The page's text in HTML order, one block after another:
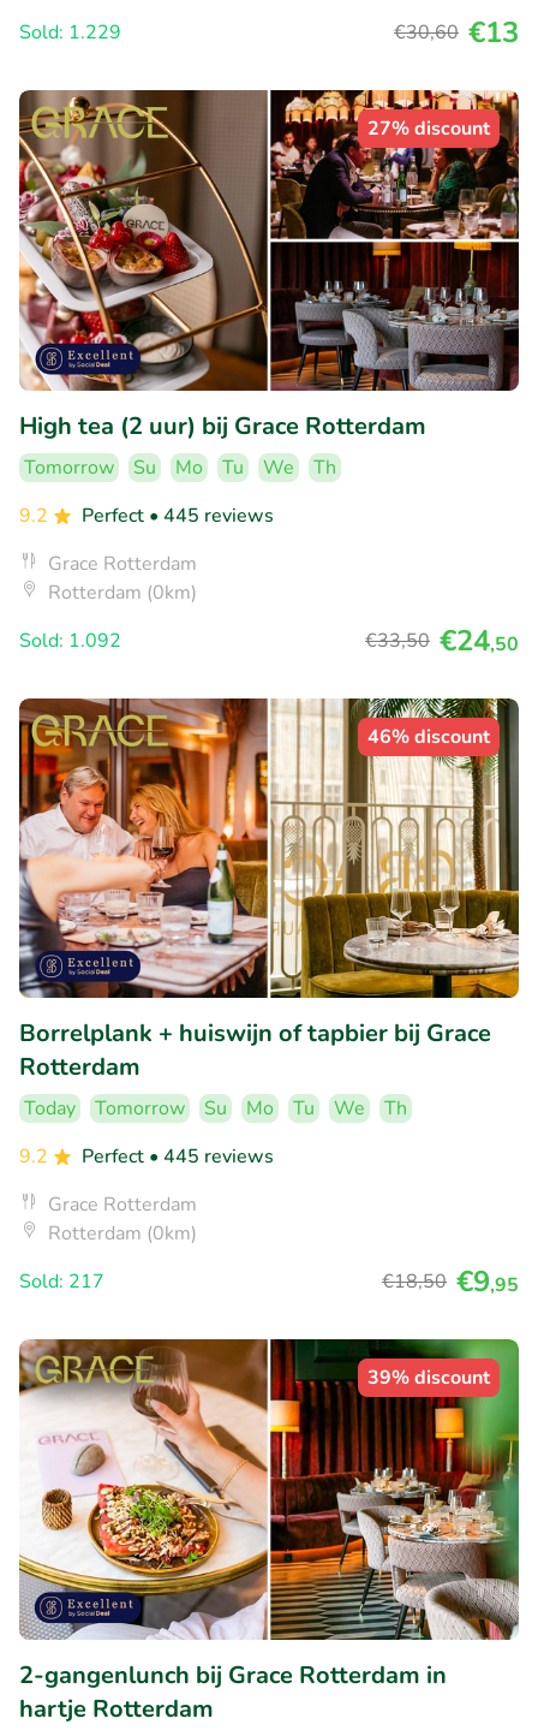
Sold: 1.229
€30,60 €13
27% discount
High tea (2 uur) bij Grace Rotterdam
Tomorrow Su Mo Tu We
Th
9.2
Perfect • 445 reviews
Grace Rotterdam
Rotterdam (0km)
Sold: 1.092
€33,50 €24,50
46% discount
Borrelplank + huiswijn of tapbier bij Grace
Rotterdam
Today Tomorrow Su Mo Tu We
Th
9.2
Perfect • 445 reviews
Grace Rotterdam
Rotterdam (0km)
Sold: 217
€18,50 €9,95
39% discount
2-gangenlunch bij Grace Rotterdam in
hartje Rotterdam